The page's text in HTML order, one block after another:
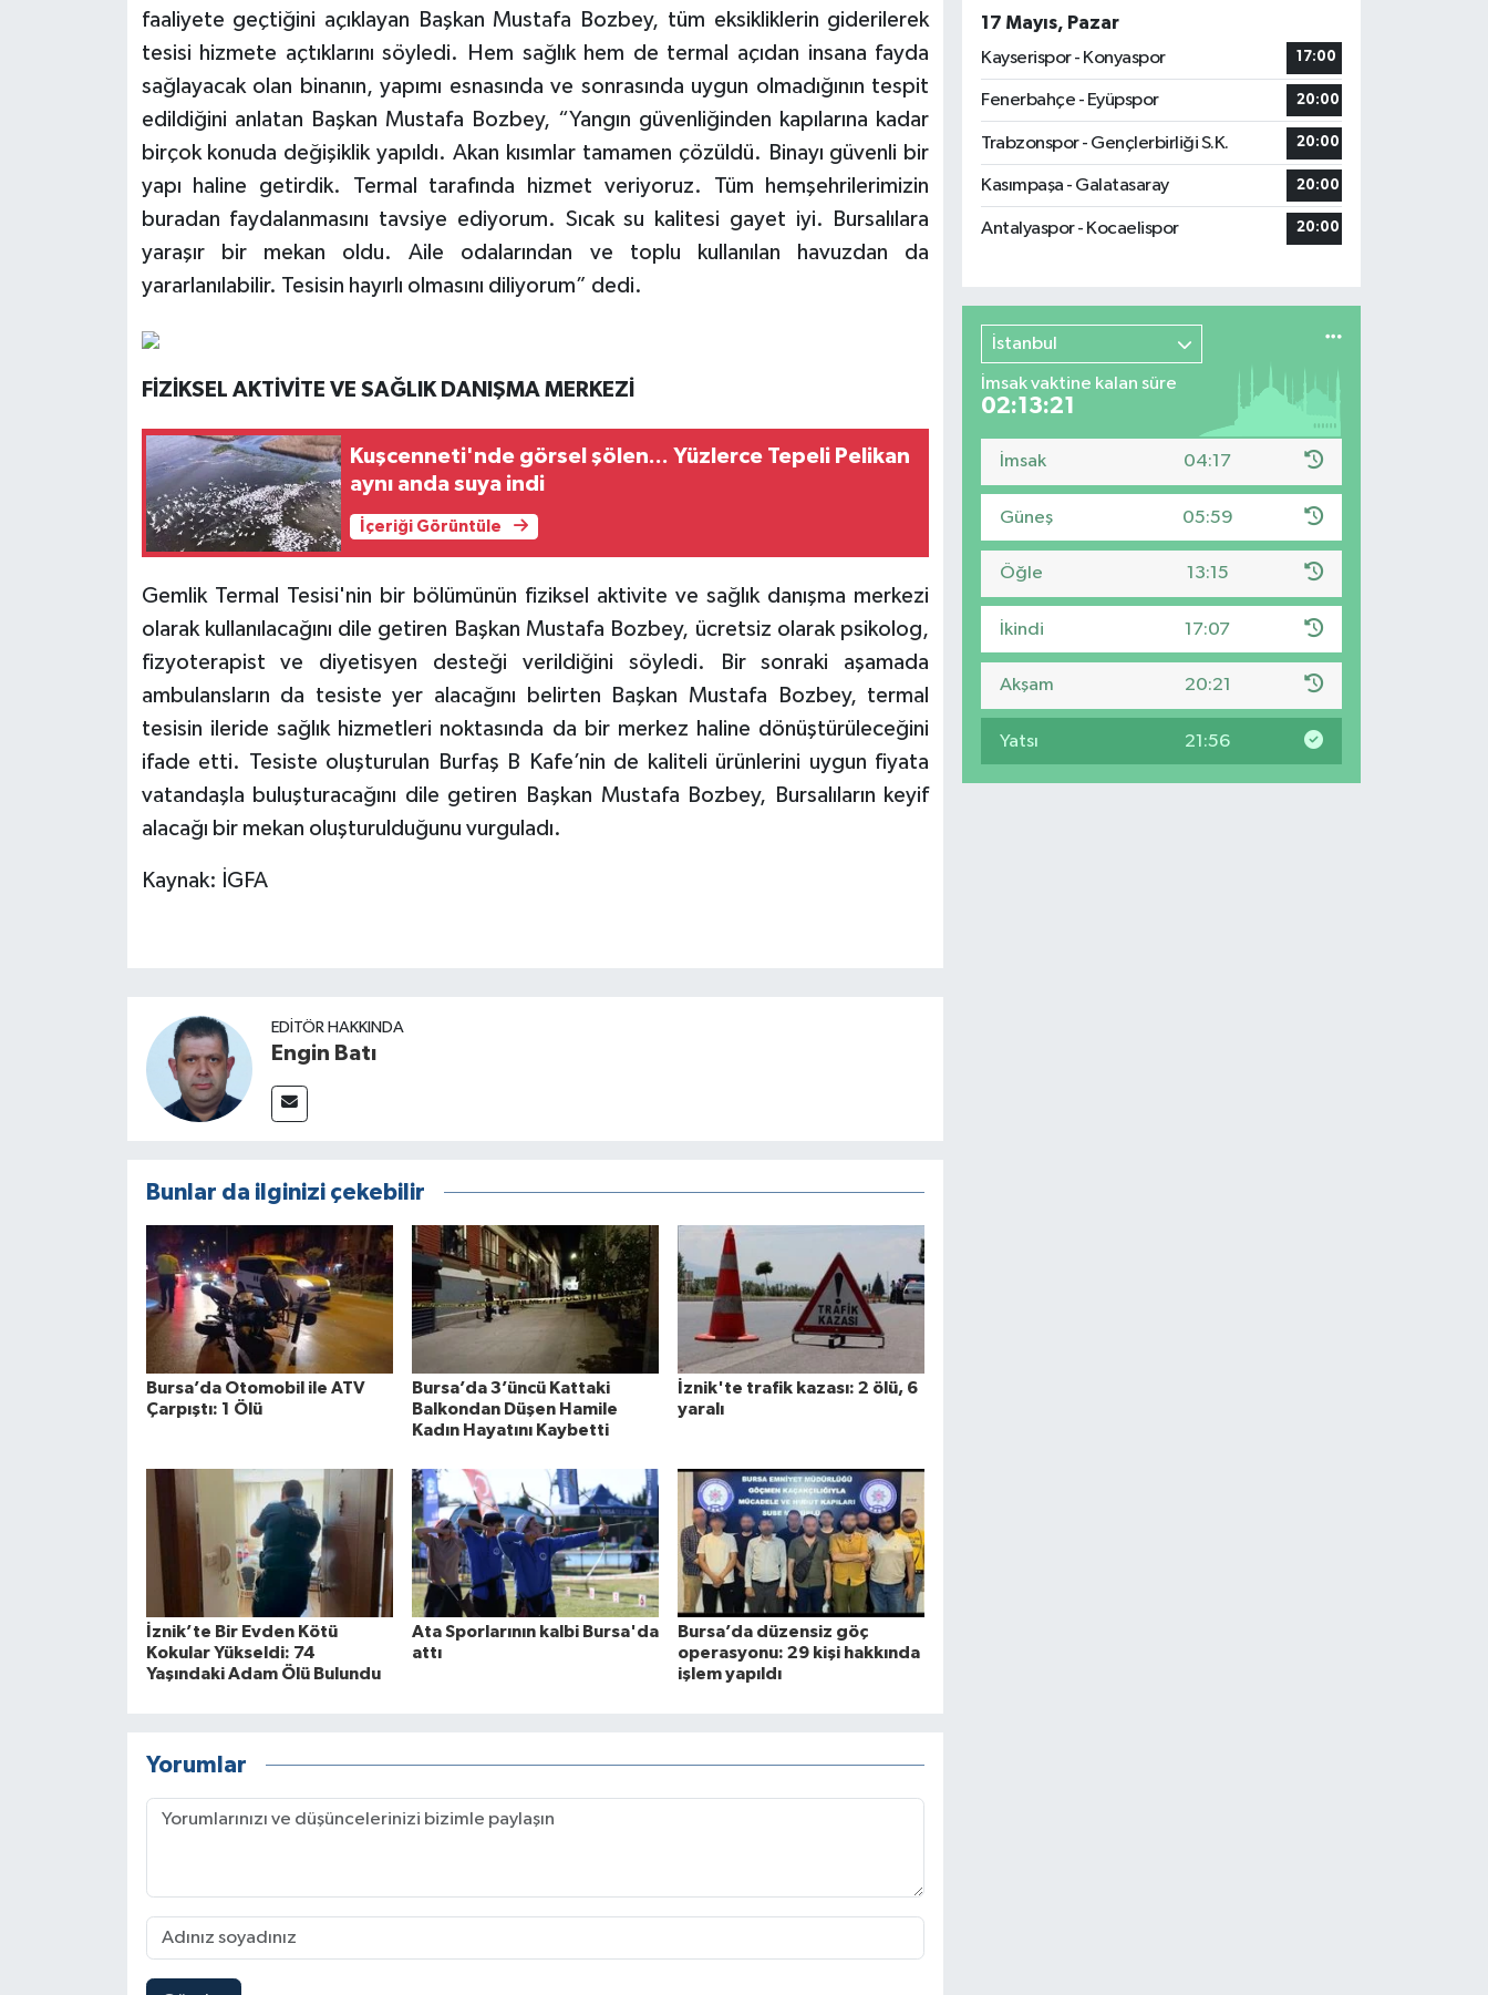
faaliyete geçtiğini açıklayan Başkan Mustafa Bozbey, tüm eksikliklerin giderilerek
tesisi hizmete açtıklarını söyledi. Hem sağlık hem de termal açıdan insana fayda
sağlayacak olan binanın, yapımı esnasında ve sonrasında uygun olmadığının tespit
edildiğini anlatan Başkan Mustafa Bozbey, “Yangın güvenliğinden kapılarına kadar
birçok konuda değişiklik yapıldı. Akan kısımlar tamamen çözüldü. Binayı güvenli bir
yapı haline getirdik. Termal tarafında hizmet veriyoruz. Tüm hemşehrilerimizin
buradan faydalanmasını tavsiye ediyorum. Sıcak su kalitesi gayet iyi. Bursalılara
yaraşır bir mekan oldu. Aile odalarından ve toplu kullanılan havuzdan da
yararlanılabilir. Tesisin hayırlı olmasını diliyorum” dedi.
FİZİKSEL AKTİVİTE VE SAĞLIK DANIŞMA MERKEZİ
Kuşcenneti'nde görsel şölen... Yüzlerce Tepeli Pelikan
aynı anda suya indi
İçeriği Görüntüle
Gemlik Termal Tesisi'nin bir bölümünün fiziksel aktivite ve sağlık danışma merkezi
olarak kullanılacağını dile getiren Başkan Mustafa Bozbey, ücretsiz olarak psikolog,
fizyoterapist ve diyetisyen desteği verildiğini söyledi. Bir sonraki aşamada
ambulansların da tesiste yer alacağını belirten Başkan Mustafa Bozbey, termal
tesisin ileride sağlık hizmetleri noktasında da bir merkez haline dönüştürüleceğini
ifade etti. Tesiste oluşturulan Burfaş B Kafe’nin de kaliteli ürünlerini uygun fiyata
vatandaşla buluşturacağını dile getiren Başkan Mustafa Bozbey, Bursalıların keyif
alacağı bir mekan oluşturulduğunu vurguladı.
Kaynak: İGFA
EDITÖR HAKKINDA
Engin Batı
Bunlar da ilginizi çekebilir
Bursa’da Otomobil ile ATV
Çarpıştı: 1 Ölü
Bursa’da 3’üncü Kattaki
Balkondan Düşen Hamile
Kadın Hayatını Kaybetti
İznik'te trafik kazası: 2 ölü, 6
yaralı
İznik’te Bir Evden Kötü
Kokular Yükseldi: 74
Yaşındaki Adam Ölü Bulundu
Ata Sporlarının kalbi Bursa'da
attı
Bursa’da düzensiz göç
operasyonu: 29 kişi hakkında
işlem yapıldı
Yorumlar
17 Mayıs, Pazar
Kayserispor - Konyaspor
17:00
Fenerbahçe - Eyüpspor 20:00
Trabzonspor - Gençlerbirliği S.K. 20:00
Kasımpaşa - Galatasaray 20:00
Antalyaspor - Kocaelispor 20:00
İstanbul
İmsak vaktine kalan süre
02:13:20
İmsak 04:17
Güneş 05:59
Öğle 13:15
İkindi 17:07
Akşam 20:21
Yatsı 21:56